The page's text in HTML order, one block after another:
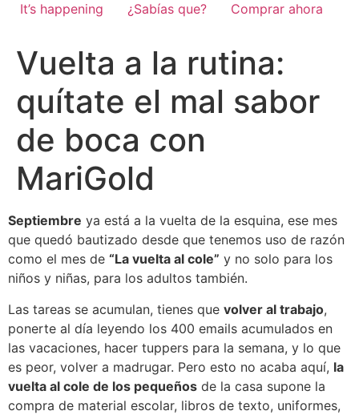
It’s happening
¿Sabías que? Comprar ahora
Vuelta a la rutina:
quítate el mal sabor
de boca con
MariGold
Septiembre ya está a la vuelta de la esquina, ese mes
que quedó bautizado desde que tenemos uso de razón
como el mes de “La vuelta al cole” y no solo para los
niños y niñas, para los adultos también.
Las tareas se acumulan, tienes que volver al trabajo,
ponerte al día leyendo los 400 emails acumulados en
las vacaciones, hacer tuppers para la semana, y lo que
es peor, volver a madrugar. Pero esto no acaba aquí, la
vuelta al cole de los pequeños de la casa supone la
compra de material escolar, libros de texto, uniformes,